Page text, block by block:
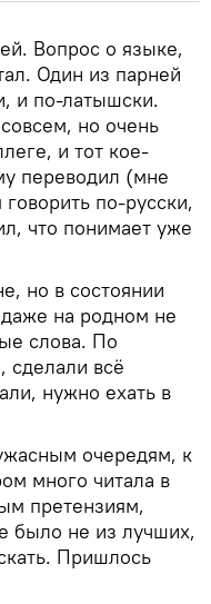
Вопрос о языке,
Один из парней
и по-латышски.
но очень
и тот кое-
переводил (мне
по-русски,
что понимает уже
но в состоянии
на родном не
слова. По
сделали всё
нужно ехать в
очередям, к
много читала в
претензиям,
было не из лучших,
Пришлось